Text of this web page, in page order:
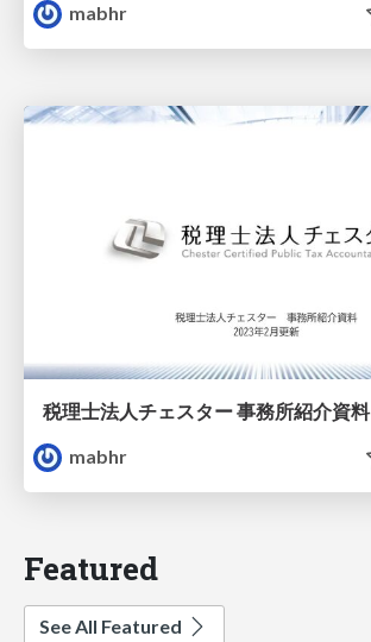
mabhr
税理士法人チェスター 事務所紹介資料
mabhr
Featured
See All Featured